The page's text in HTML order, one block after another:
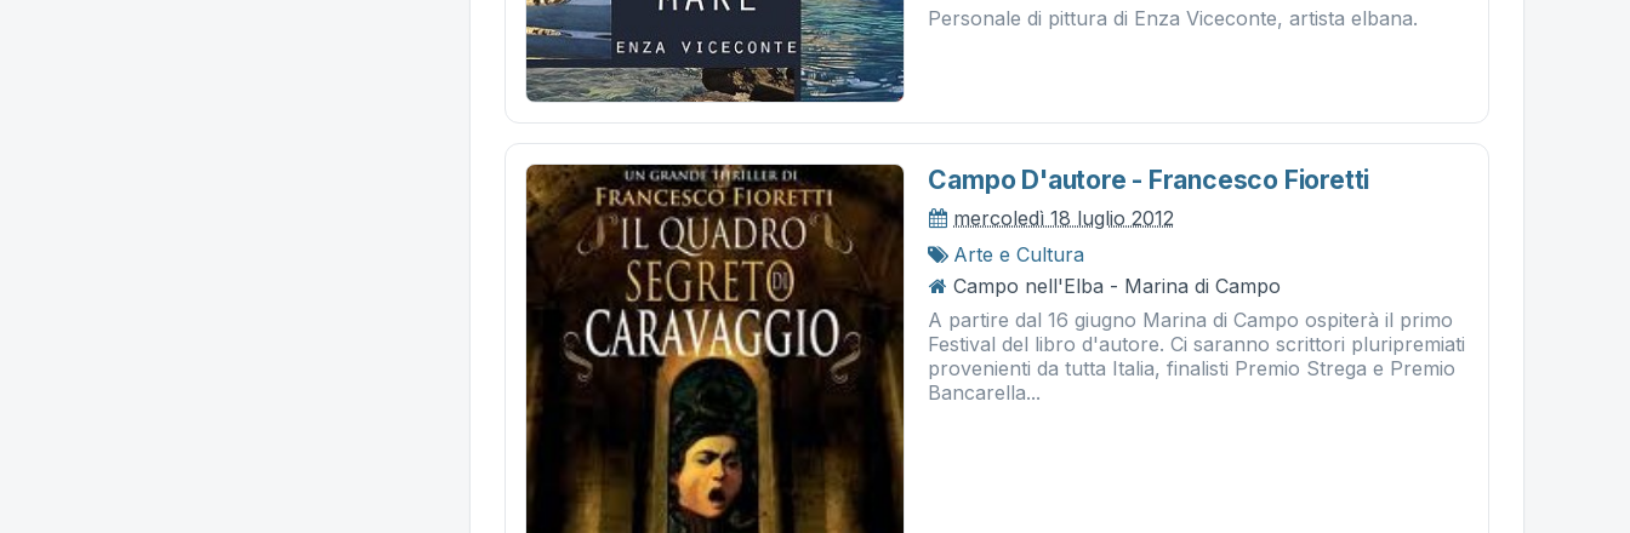
Personale di pittura di Enza Viceconte, artista elbana.
Campo D'autore - Francesco Fioretti
mercoledì 18 luglio 2012
Arte e Cultura
Campo nell'Elba - Marina di Campo
A partire dal 16 giugno Marina di Campo ospiterà il primo
Festival del libro d'autore. Ci saranno scrittori pluripremiati
provenienti da tutta Italia, finalisti Premio Strega e Premio
Bancarella...